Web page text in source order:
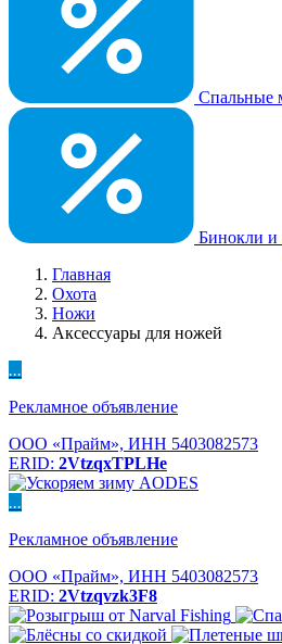
Спальные
Бинокли
Главная
Охота
Ножи
Аксессуары для ножей
...
Рекламное объявление
ООО «Прайм», ИНН 5403082573
ERID: 2VtzqxTPLHe
...
Рекламное объявление
ООО «Прайм», ИНН 5403082573
ERID: 2Vtzqvzk3F8